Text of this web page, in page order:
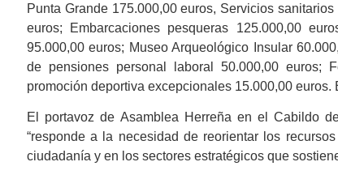
Punta Grande 175.000,00 euros, Servicios
euros; Embarcaciones pesqueras 125.000,00
95.000,00 euros; Museo Arqueológico Insular
de pensiones personal laboral 50.000,00 euros;
promoción deportiva excepcionales 15.000,00
El portavoz de Asamblea Herreña en el Cabildo
“responde a la necesidad de reorientar los
ciudadanía y en los sectores estratégicos que